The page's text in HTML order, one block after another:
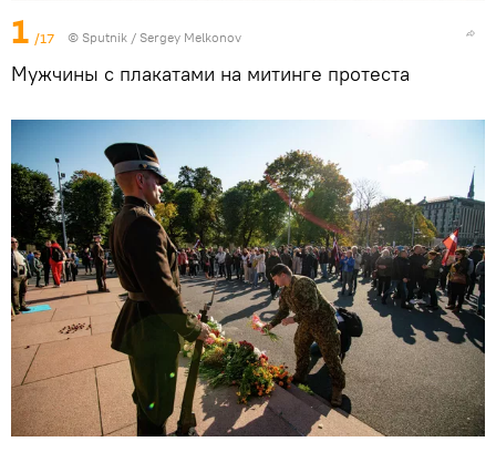
1 /17 © Sputnik / Sergey Melkonov
Мужчины с плакатами на митинге протеста